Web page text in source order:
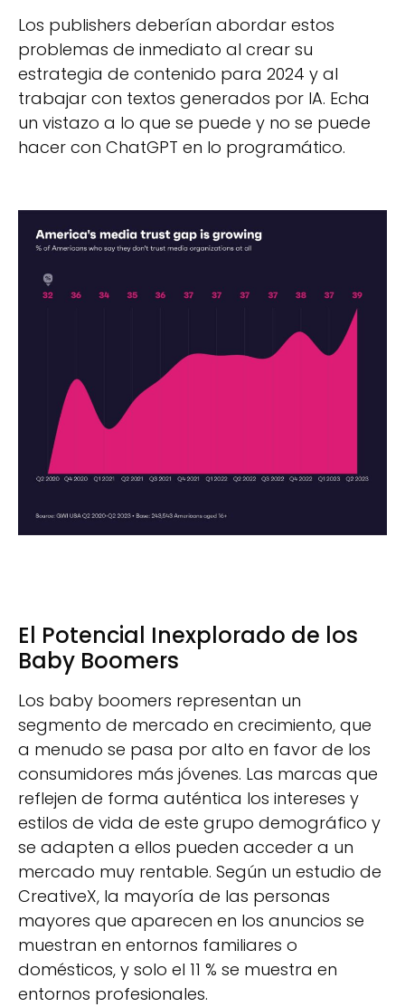
Los publishers deberían abordar estos
problemas de inmediato al crear su
estrategia de contenido para 2024 y al
trabajar con textos generados por IA. Echa
un vistazo a lo que se puede y no se puede
hacer con ChatGPT en lo programático.
El Potencial Inexplorado de los
Baby Boomers
Los baby boomers representan un
segmento de mercado en crecimiento, que
a menudo se pasa por alto en favor de los
consumidores más jóvenes. Las marcas que
reflejen de forma auténtica los intereses y
estilos de vida de este grupo demográfico y
se adapten a ellos pueden acceder a un
mercado muy rentable. Según un estudio de
CreativeX, la mayoría de las personas
mayores que aparecen en los anuncios se
muestran en entornos familiares o
domésticos, y solo el 11 % se muestra en
entornos profesionales.